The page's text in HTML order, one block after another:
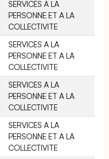
SERVICES A LA
PERSONNE ET A LA
COLLECTIVITE
SERVICES A LA
PERSONNE ET A LA
COLLECTIVITE
SERVICES A LA
PERSONNE ET A LA
COLLECTIVITE
SERVICES A LA
PERSONNE ET A LA
COLLECTIVITE